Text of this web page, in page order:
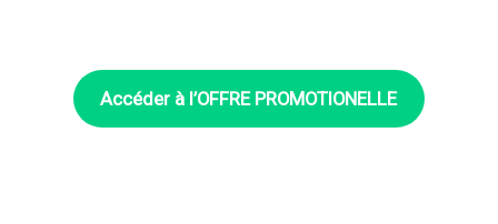
Accéder à l’OFFRE PROMOTIONELLE